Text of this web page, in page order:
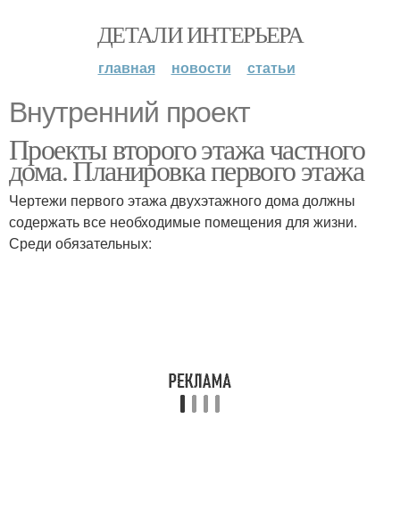
ДЕТАЛИ ИНТЕРЬЕРА
главная новости статьи
Внутренний проект
Проекты второго этажа частного
дома. Планировка первого этажа
Чертежи первого этажа двухэтажного дома должны
содержать все необходимые помещения для жизни.
Среди обязательных: